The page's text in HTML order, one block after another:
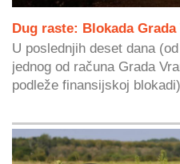
Dug raste: Blokada
U poslednjih deset dana
jednog od računa Grada
podleže finansijskoj blokadi)